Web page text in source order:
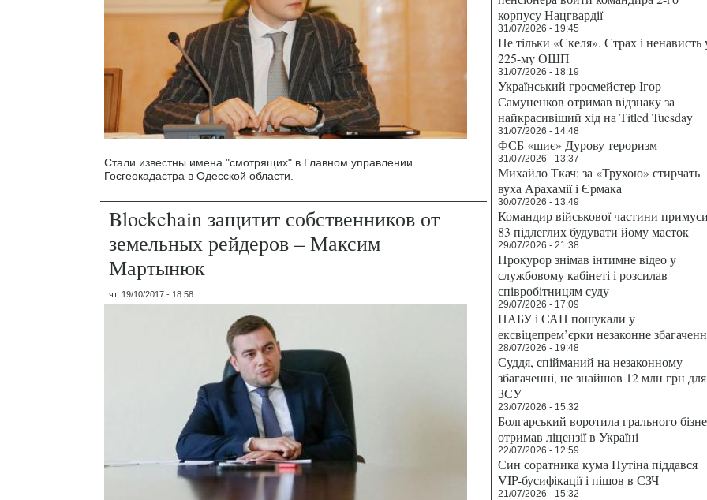
Стали известны имена "смотрящих" в Главном управлении
Госгеокадастра в Одесской области.
Blockchain защитит собственников от
земельных рейдеров – Максим
Мартынюк
чт, 19/10/2017 - 18:58
корпусу Нацгвардії
31/07/2026 - 19:45
Не тільки «Скеля». Страх і ненависть
225-му ОШП
31/07/2026 - 18:19
Український гросмейстер Ігор
Самуненков отримав відзнаку за
найкрасивіший хід на Titled Tuesday
31/07/2026 - 14:48
ФСБ «шиє» Дурову тероризм
31/07/2026 - 13:37
Михайло Ткач: за «Трухою» стирчать
вуха Арахамії і Єрмака
30/07/2026 - 13:49
Командир військової частини
83 підлеглих будувати йому маєток
29/07/2026 - 21:38
Прокурор знімав інтимне відео у
службовому кабінеті і розсилав
співробітницям суду
29/07/2026 - 17:09
НАБУ і САП пошукали у
ексвіцепрем’єрки незаконне
28/07/2026 - 19:48
Суддя, спійманий на незаконному
збагаченні, не знайшов 12 млн грн для
ЗСУ
23/07/2026 - 15:32
Болгарський воротила грального
отримав ліцензії в Україні
22/07/2026 - 12:59
Син соратника кума Путіна піддався
VIP-бусифікації і пішов в СЗЧ
21/07/2026 - 15:32